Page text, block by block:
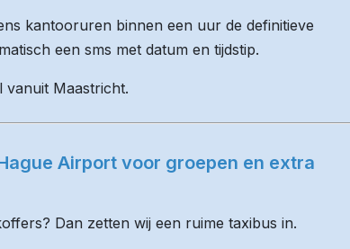
kantooruren binnen een uur de definitieve
een sms met datum en tijdstip.
vanuit Maastricht.
Airport voor groepen en extra
Dan zetten wij een ruime taxibus in.